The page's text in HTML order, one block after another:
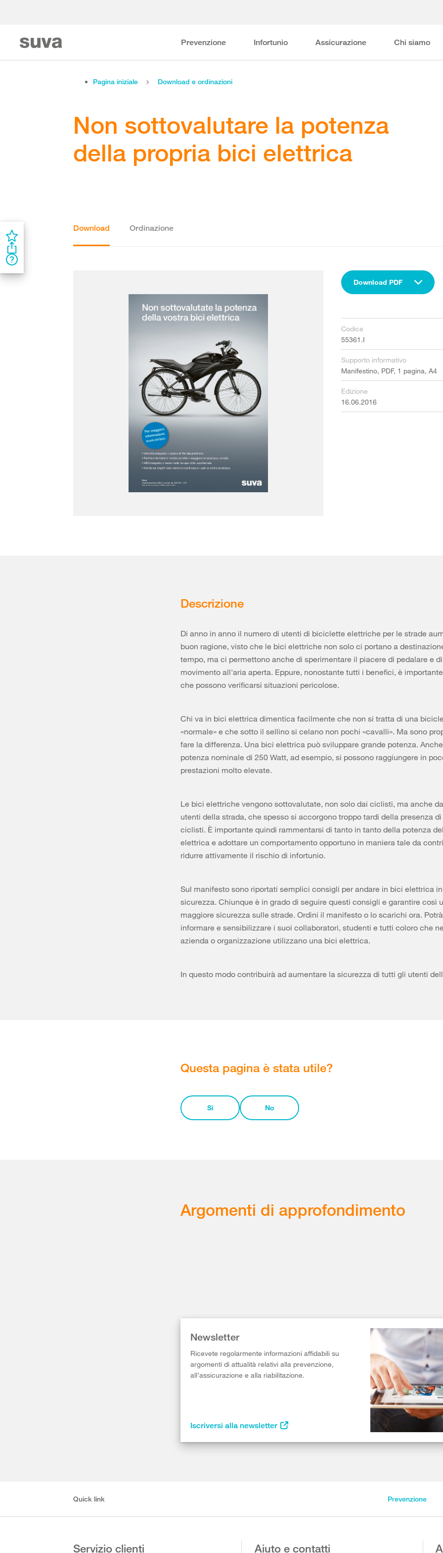
Prevenzione Infortunio Assicurazione Chi siamo
Pagina iniziale Download e ordinazioni
Non sottovalutare la potenza
della propria bici elettrica
Download Ordinazione
Download PDF
Codice
55361.I
Supporto informativo
Manifestino, PDF, 1 pagina, A4
Edizione
16.06.2016
Descrizione
Di anno in anno il numero di utenti di biciclette elettriche per le strade
buon ragione, visto che le bici elettriche non solo ci portano a
tempo, ma ci permettono anche di sperimentare il piacere di pedalare e
movimento all'aria aperta. Eppure, nonostante tutti i benefici, è
che possono verificarsi situazioni pericolose.
Chi va in bici elettrica dimentica facilmente che non si tratta di una
«normale» e che sotto il sellino si celano non pochi «cavalli». Ma sono
fare la differenza. Una bici elettrica può sviluppare grande potenza.
potenza nominale di 250 Watt, ad esempio, si possono raggiungere in
prestazioni molto elevate.
Le bici elettriche vengono sottovalutate, non solo dai ciclisti, ma anche
utenti della strada, che spesso si accorgono troppo tardi della presenza
ciclisti. È importante quindi rammentarsi di tanto in tanto della potenza
elettrica e adottare un comportamento opportuno in maniera tale da
ridurre attivamente il rischio di infortunio.
Sul manifesto sono riportati semplici consigli per andare in bici elettrica
sicurezza. Chiunque è in grado di seguire questi consigli e garantire così
maggiore sicurezza sulle strade. Ordini il manifesto o lo scarichi ora.
informare e sensibilizzare i suoi collaboratori, studenti e tutti coloro che
azienda o organizzazione utilizzano una bici elettrica.
In questo modo contribuirà ad aumentare la sicurezza di tutti gli utenti
Questa pagina è stata utile?
Sì No
Argomenti di approfondimento
Newsletter
Ricevete regolarmente informazioni affidabili su
argomenti di attualità relativi alla prevenzione,
all’assicurazione e alla riabilitazione.
Iscriversi alla newsletter
Quick link Prevenzione
Servizio clienti Aiuto e contatti